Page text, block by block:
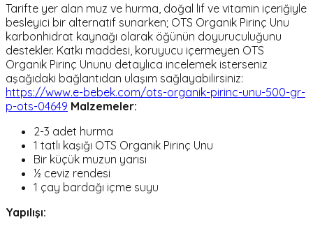
Tarifte yer alan muz ve hurma, doğal lif ve vitamin içeriğiyle
besleyici bir alternatif sunarken; OTS Organik Pirinç Unu
karbonhidrat kaynağı olarak öğünün doyuruculuğunu
destekler. Katkı maddesi, koruyucu içermeyen OTS
Organik Pirinç Ununu detaylıca incelemek isterseniz
aşağıdaki bağlantıdan ulaşım sağlayabilirsiniz:
https://www.e-bebek.com/ots-organik-pirinc-unu-500-gr-
p-ots-04649 Malzemeler:
2-3 adet hurma
1 tatlı kaşığı OTS Organik Pirinç Unu
Bir küçük muzun yarısı
½ ceviz rendesi
1 çay bardağı içme suyu
Yapılışı: